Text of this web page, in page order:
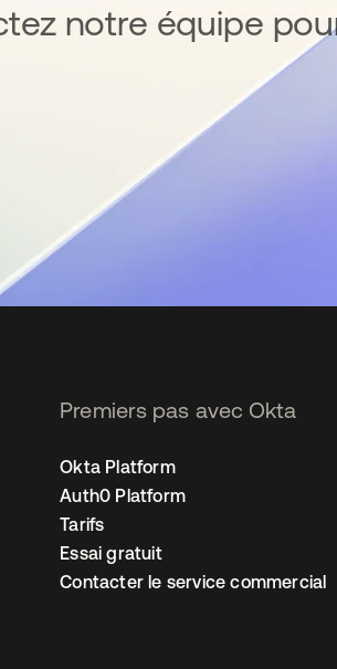
notre équipe
Premiers pas avec Okta
Okta Platform
Auth0 Platform
Tarifs
Essai gratuit
Contacter le service commercial